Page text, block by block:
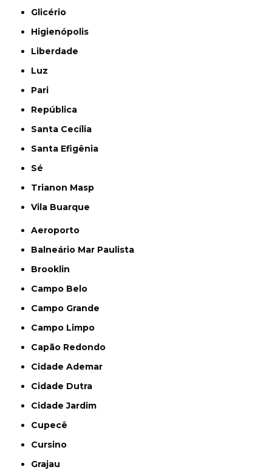
Glicério
Higienópolis
Liberdade
Luz
Pari
República
Santa Cecília
Santa Efigênia
Sé
Trianon Masp
Vila Buarque
Aeroporto
Balneário Mar Paulista
Brooklin
Campo Belo
Campo Grande
Campo Limpo
Capão Redondo
Cidade Ademar
Cidade Dutra
Cidade Jardim
Cupecê
Cursino
Grajau